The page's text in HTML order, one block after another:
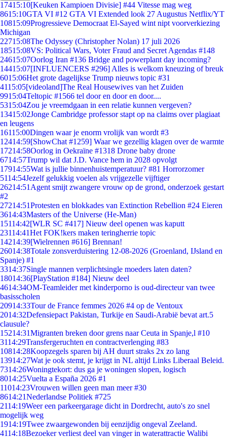
17415:10[Keuken Kampioen Divisie] #44 Vitesse mag weg
8615:10GTA VI #12 GTA VI Extended look 27 Augustus Netflix/YT
10815:09Progressieve Democraat El-Sayed wint nipt voorverkiezing
Michigan
22715:08The Odyssey (Christopher Nolan) 17 juli 2026
18515:08VS: Political Wars, Voter Fraud and Secret Agendas #148
24615:07Oorlog Iran #136 Bridge and powerplant day incoming?
14415:07[INFLUENCERS #296] Alles is welkom kneuzing of breuk
6015:06Het grote dagelijkse Trump nieuws topic #31
4115:05[videoland]The Real Housewives van het Zuiden
9915:04Teltopic #1566 tel door en door en door....
5315:04Zou je vreemdgaan in een relatie kunnen vergeven?
13415:02Jonge Cambridge professor stapt op na claims over plagiaat
en leugens
16115:00Dingen waar je enorm vrolijk van wordt #3
12414:59[ShowChat #1259] Waar we gezellig klagen over de warmte
17214:58Oorlog in Oekraïne #1318 Drone baby drone
6714:57Trump wil dat J.D. Vance hem in 2028 opvolgt
17914:55Wat is jullie binnenhuistemperatuur? #81 Horrorzomer
5114:54Jezelf gelukkig voelen als vrijgezelle vijftiger
26214:51 Agent smijt zwangere vrouw op de grond, onderzoek gestart
#2
27214:51Protesten en blokkades van Extinction Rebellion #24 Eieren
3614:43Masters of the Universe (He-Man)
15114:42[WLR SC #417] Nieuw deel openen was kaputt
23114:41Het FOK!kers maken teringherrie topic
14214:39[Wielrennen #616] Brennan!
26014:38Totale zonsverduistering 12-08-2026 (Groenland, IJsland en
Spanje) #1
3314:37Single mannen verplichtsingle moeders laten daten?
18014:36[PlayStation #184] Nieuw deel
4614:34OM-Teamleider met kinderporno is oud-directeur van twee
basisscholen
20914:33Tour de France femmes 2026 #4 op de Ventoux
2014:32Defensiepact Pakistan, Turkije en Saudi-Arabië bevat art.5
clausule?
15214:31Migranten breken door grens naar Ceuta in Spanje,l #10
3114:29Transfergeruchten en contractverlenging #83
10814:28Koopzegels sparen bij AH duurt straks 2x zo lang
13914:27Wat je ook stemt, je krijgt in NL altijd Links Liberaal Beleid.
7314:26Woningtekort: dus ga je woningen slopen, logisch
8014:25Vuelta a España 2026 #1
11014:23Vrouwen willen geen man meer #30
8614:21Nederlandse Politiek #725
2114:19Weer een parkeergarage dicht in Dordrecht, auto's zo snel
mogelijk weg
1914:19Twee zwaargewonden bij eenzijdig ongeval Zeeland.
4114:18Bezoeker verliest deel van vinger in waterattractie Walibi